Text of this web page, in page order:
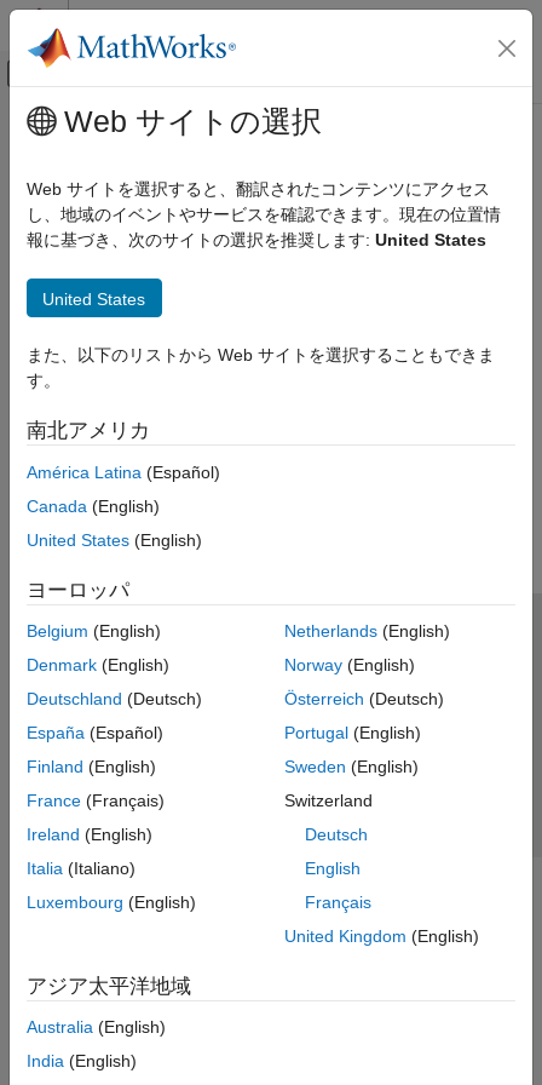
コンテンツへスキップ
オフキャンバス ナビゲーション メ
ドキュメンテーションのホーム
メインコンテンツ
Web サイトの選択
Web サイトを選択すると、翻訳されたコンテンツにアクセス
し、地域のイベントやサービスを確認できます。現在の位置情
報に基づき、次のサイトの選択を推奨します: United States
United States
また、以下のリストから Web サイトを選択することもできま
す。
南北アメリカ
América Latina (Español)
Canada (English)
United States (English)
ヨーロッパ
Belgium (English)
Denmark (English)
Deutschland (Deutsch)
España (Español)
Finland (English)
France (Français)
Ireland (English)
Italia (Italiano)
Luxembourg (English)
Netherlands(English)
Norway(English)
Österreich (Deutsch)
Portugal(English)
Sweden (English)
Switzerland
Deutsch
English
Français
United Kingdom (English)
アジア太平洋地域
Australia (English)
India (English)
トラストセンター
プライバシー ポリシー
違法コピー防止
アプリケーション ステータス
© 1994-2026 The MathWorks, Inc.